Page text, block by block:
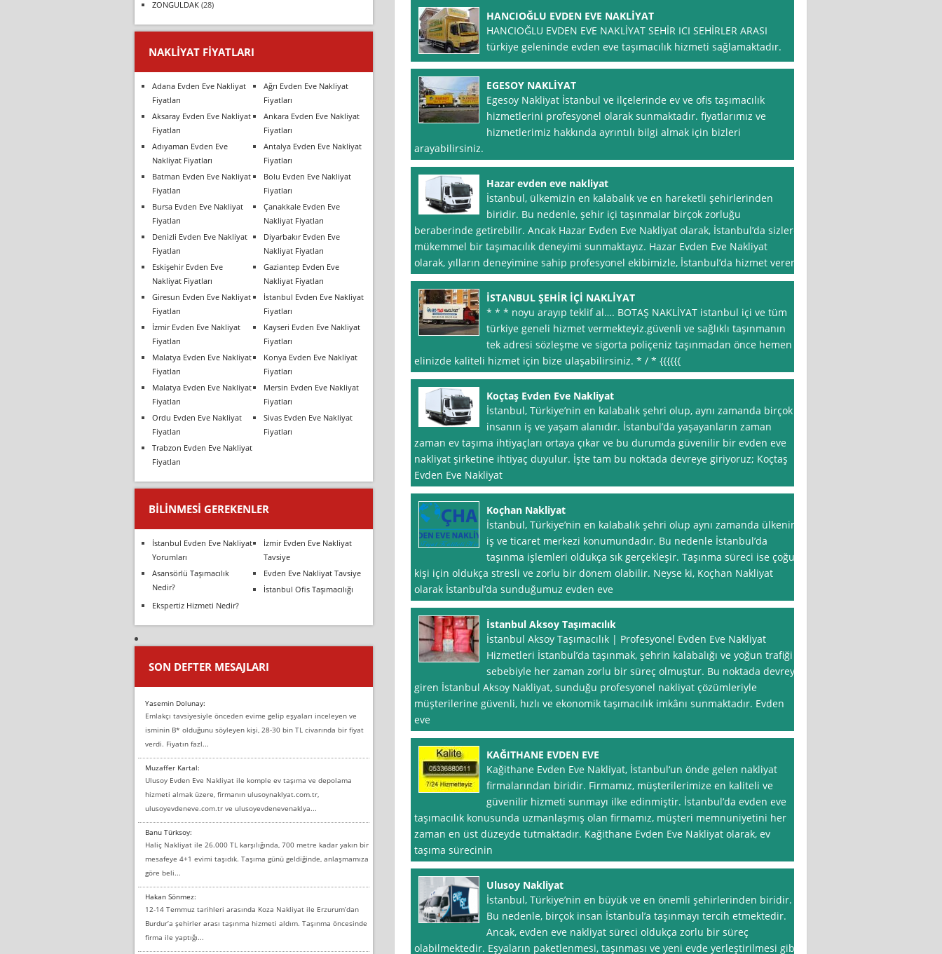
HANCIOĞLU EVDEN EVE NAKLİYAT
HANCIOĞLU EVDEN EVE NAKLİYAT SEHİR ICI SEHİRLER ARASI
türkiye geleninde evden eve taşımacılık hizmeti sağlamaktadır.
EGESOY NAKLİYAT
Egesoy Nakliyat İstanbul ve ilçelerinde ev ve ofis taşımacılık
hizmetlerini profesyonel olarak sunmaktadır. fiyatlarımız ve
hizmetlerimiz hakkında ayrıntılı bilgi almak için bizleri
arayabilirsiniz.
Hazar evden eve nakliyat
İstanbul, ülkemizin en kalabalık ve en hareketli şehirlerinden
biridir. Bu nedenle, şehir içi taşınmalar birçok zorluğu
beraberinde getirebilir. Ancak Hazar Evden Eve Nakliyat olarak, İstanbul’da sizlere
mükemmel bir taşımacılık deneyimi sunmaktayız. Hazar Evden Eve Nakliyat
olarak, yılların deneyimine sahip profesyonel ekibimizle, İstanbul’da hizmet veren
İSTANBUL ŞEHİR İÇİ NAKLİYAT
* * * noyu arayıp teklif al…. BOTAŞ NAKLİYAT istanbul içi ve tüm
türkiye geneli hizmet vermekteyiz.güvenli ve sağlıklı taşınmanın
tek adresi sözleşme ve sigorta poliçeniz taşınmadan önce hemen
elinizde kaliteli hizmet için bize ulaşabilirsiniz. * / * {{{{{{
Koçtaş Evden Eve Nakliyat
İstanbul, Türkiye’nin en kalabalık şehri olup, aynı zamanda birçok
insanın iş ve yaşam alanıdır. İstanbul’da yaşayanların zaman
zaman ev taşıma ihtiyaçları ortaya çıkar ve bu durumda güvenilir bir evden eve
nakliyat şirketine ihtiyaç duyulur. İşte tam bu noktada devreye giriyoruz; Koçtaş
Evden Eve Nakliyat
Koçhan Nakliyat
İstanbul, Türkiye’nin en kalabalık şehri olup aynı zamanda ülkenin
iş ve ticaret merkezi konumundadır. Bu nedenle İstanbul’da
taşınma işlemleri oldukça sık gerçekleşir. Taşınma süreci ise çoğu
kişi için oldukça stresli ve zorlu bir dönem olabilir. Neyse ki, Koçhan Nakliyat
olarak İstanbul’da sunduğumuz evden eve
İstanbul Aksoy Taşımacılık
İstanbul Aksoy Taşımacılık | Profesyonel Evden Eve Nakliyat
Hizmetleri İstanbul’da taşınmak, şehrin kalabalığı ve yoğun trafiği
sebebiyle her zaman zorlu bir süreç olmuştur. Bu noktada devreye
giren İstanbul Aksoy Nakliyat, sunduğu profesyonel nakliyat çözümleriyle
müşterilerine güvenli, hızlı ve ekonomik taşımacılık imkânı sunmaktadır. Evden
eve
KAĞITHANE EVDEN EVE
Kağithane Evden Eve Nakliyat, İstanbul‘un önde gelen nakliyat
firmalarından biridir. Firmamız, müşterilerimize en kaliteli ve
güvenilir hizmeti sunmayı ilke edinmiştir. İstanbul’da evden eve
taşımacılık konusunda uzmanlaşmış olan firmamız, müşteri memnuniyetini her
zaman en üst düzeyde tutmaktadır. Kağithane Evden Eve Nakliyat olarak, ev
taşıma sürecinin
Ulusoy Nakliyat
İstanbul, Türkiye’nin en büyük ve en önemli şehirlerinden biridir.
Bu nedenle, birçok insan İstanbul’a taşınmayı tercih etmektedir.
Ancak, evden eve nakliyat süreci oldukça zorlu bir süreç
olabilmektedir. Eşyaların paketlenmesi, taşınması ve yeni evde yerleştirilmesi gibi
ZONGULDAK (28)
NAKLIYAT FIYATLARI
Adana Evden Eve Nakliyat
Fiyatları
Ağrı Evden Eve Nakliyat
Fiyatları
Aksaray Evden Eve Nakliyat
Fiyatları
Ankara Evden Eve Nakliyat
Fiyatları
Adıyaman Evden Eve
Nakliyat Fiyatları
Antalya Evden Eve Nakliyat
Fiyatları
Batman Evden Eve Nakliyat
Fiyatları
Bolu Evden Eve Nakliyat
Fiyatları
Bursa Evden Eve Nakliyat
Fiyatları
Çanakkale Evden Eve
Nakliyat Fiyatları
Denizli Evden Eve Nakliyat
Fiyatları
Diyarbakır Evden Eve
Nakliyat Fiyatları
Eskişehir Evden Eve
Nakliyat Fiyatları
Gaziantep Evden Eve
Nakliyat Fiyatları
Giresun Evden Eve Nakliyat
Fiyatları
İstanbul Evden Eve Nakliyat
Fiyatları
İzmir Evden Eve Nakliyat
Fiyatları
Kayseri Evden Eve Nakliyat
Fiyatları
Malatya Evden Eve Nakliyat
Fiyatları
Konya Evden Eve Nakliyat
Fiyatları
Malatya Evden Eve Nakliyat
Fiyatları
Mersin Evden Eve Nakliyat
Fiyatları
Ordu Evden Eve Nakliyat
Fiyatları
Sivas Evden Eve Nakliyat
Fiyatları
Trabzon Evden Eve Nakliyat
Fiyatları
BILINMESI GEREKENLER
İstanbul Evden Eve Nakliyat
Yorumları
İzmir Evden Eve Nakliyat
Tavsiye
Asansörlü Taşımacılık
Nedir?
Evden Eve Nakliyat Tavsiye
İstanbul Ofis Taşımacılığı
Ekspertiz Hizmeti Nedir?
SON DEFTER MESAJLARI
Yasemin Dolunay:
Emlakçı tavsiyesiyle önceden evime gelip eşyaları inceleyen ve
isminin B* olduğunu söyleyen kişi, 28-30 bin TL civarında bir fiyat
verdi. Fiyatın fazl...
Muzaffer Kartal:
Ulusoy Evden Eve Nakliyat ile komple ev taşıma ve depolama
hizmeti almak üzere, firmanın ulusoynaklyat.com.tr,
ulusoyevdeneve.com.tr ve ulusoyevdenevenaklya...
Banu Türksoy:
Haliç Nakliyat ile 26.000 TL karşılığında, 700 metre kadar yakın bir
mesafeye 4+1 evimi taşıdık. Taşıma günü geldiğinde, anlaşmamıza
göre beli...
Hakan Sönmez:
12-14 Temmuz tarihleri arasında Koza Nakliyat ile Erzurum’dan
Burdur’a şehirler arası taşınma hizmeti aldım. Taşınma öncesinde
firma ile yaptığı...